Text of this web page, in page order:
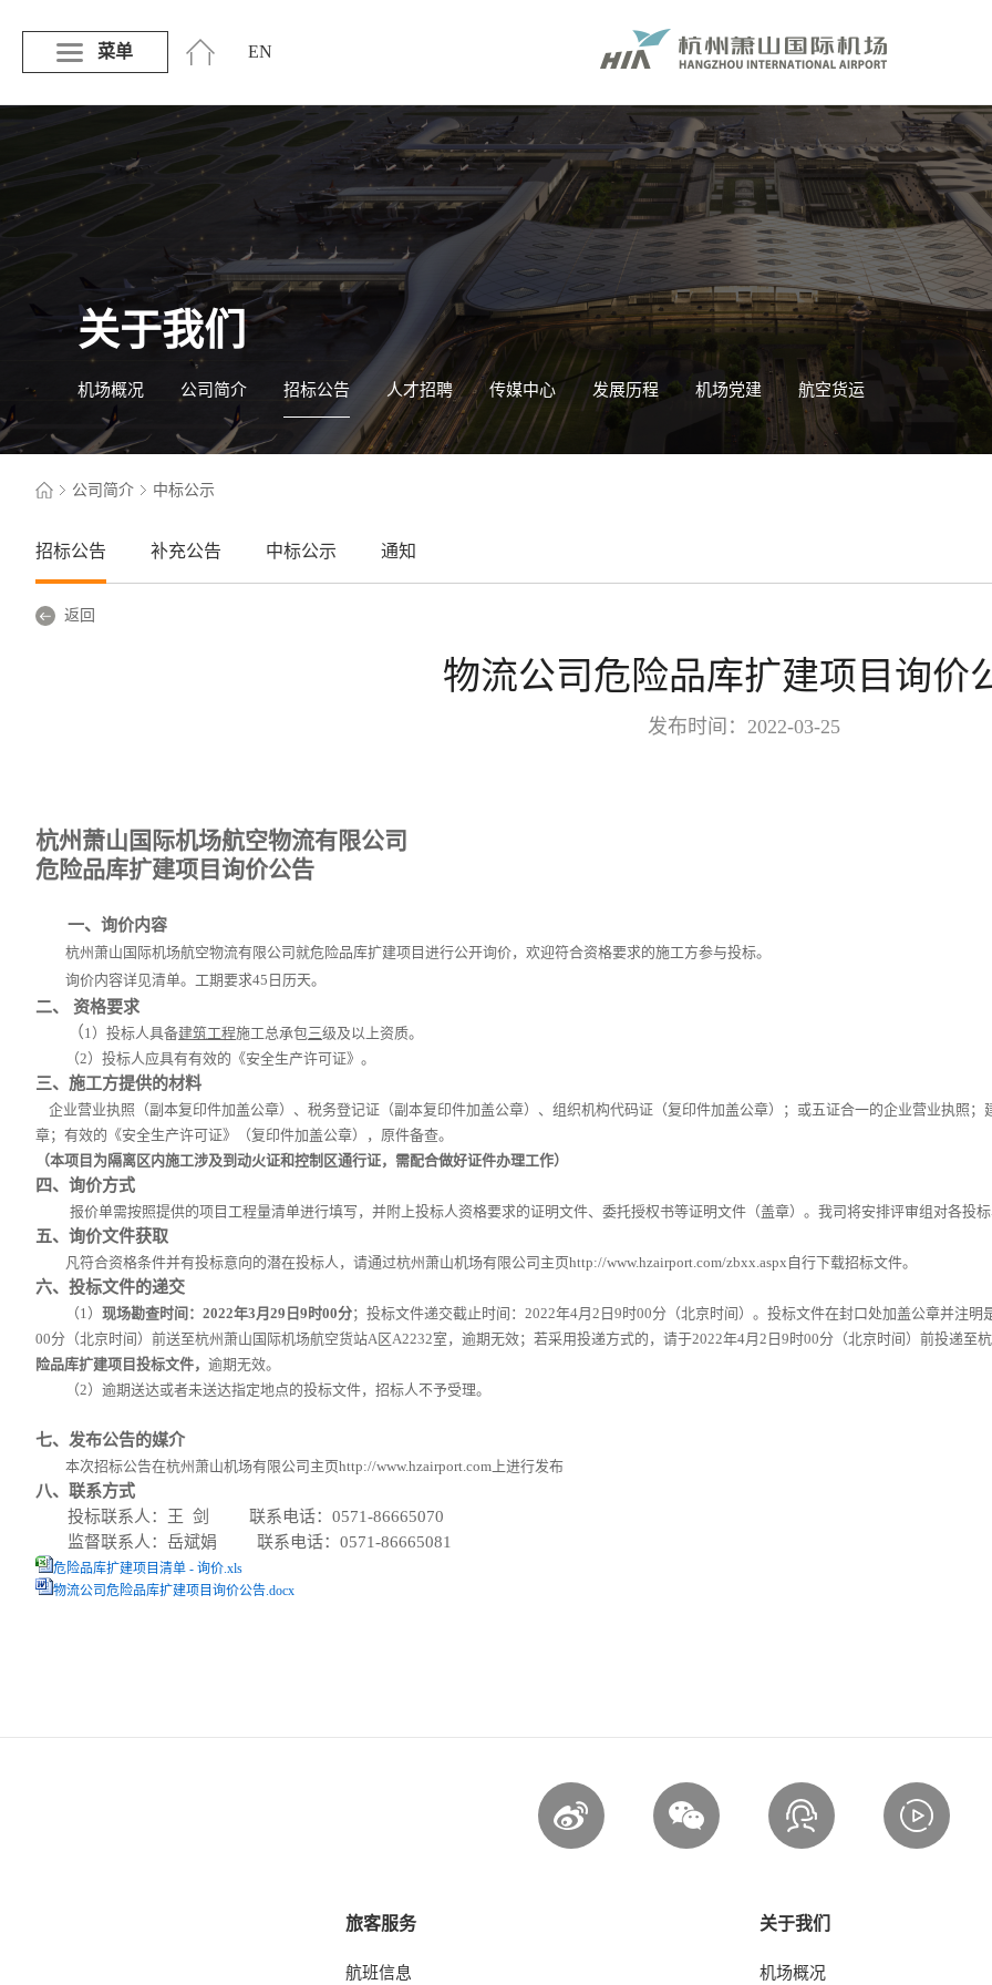
菜单 EN
关于我们
机场概况 公司简介 招标公告 人才招聘 传媒中心 发展历程 机场党建 航空货运
公司简介 中标公示
招标公告 补充公告 中标公示 通知
返回
物流公司危险品库扩建项目询价
发布时间：2022-03-25
杭州萧山国际机场航空物流有限公司
危险品库扩建项目 询价公告
一、询价内容
杭州萧山国际机场航空物流有限公司就危险品库扩建项目进行公开询价，欢迎符合资格要求的施工方参与投标。
询价内容详见清单。工期要求45 日历天。
二、
资格要求
（ 1） 投标人具备建筑工程施工总承包三级及以上资质。
（2） 投标人应具有有效的《安全生产许可证》。
三、 施工方提供的材料
企业营业执照（副本复印件加盖公章）、税务登记证（副本复印件加盖公章）、组织机构代码证（复印件加盖公章）；或五证合一的企业营业执照 ；
章； 有效的《安全生产许可证》 （复印件加盖公章） ， 原件备查。
（本项目为隔离区内施工涉及到动火证和控制区通行证，需配合做好证件办理工作）
四、询价方式
报价单需按照提供的项目工程量清单进行填写，并附上投标人资格要求的证明文件、委托授权书等证明文件（盖章）。我司将安排评审组对各投
五、询价文件获取
凡符合资格条件并有投标意向的潜在投标人，请通过杭州萧山机场有限公司主页http://www.hzairport.com/zbxx.aspx 自行下载招标文件。
六、投标文件的递交
（1） 现场勘查时间： 2022年3月 29日9 时00分； 投标文件递交截止时间： 2022年4月 2 日 9 时00分（北京时间）。投标文件在封口处加盖公章并注明
00分（北京时间）前送至杭州萧山国际机场航空货站A区A2232室， 逾期无效；若采用投递方式的，请于2022年4月 2 日 9 时00分（北京时间）前投递至
险品库扩建项目投标文件， 逾期无效。
（2） 逾期送达或者未送达指定地点的投标文件，招标人不予受理。
七、发布公告的媒介
本次招标公告在杭州萧山机场有限公司主页http://www.hzairport.com 上进行发布
八、联系方式
投标联系人：
王 剑 联系电话： 0571-86665070
监督联系人： 岳斌娟 联系电话： 0571-86665081
危险品库扩建项目清单 - 询价.xls
物流公司危险品库扩建项目询价公告.docx
旅客服务
航班信息
关于我们
机场概况